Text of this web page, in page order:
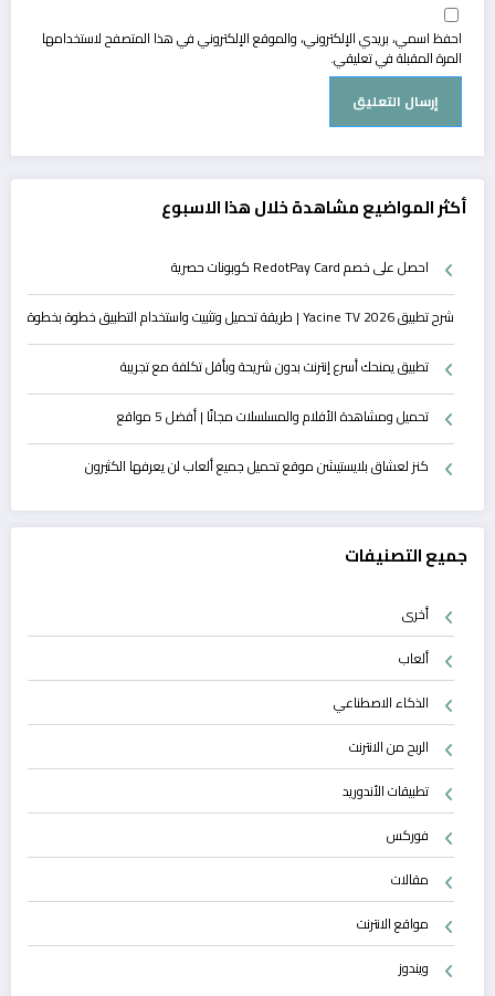
احفظ اسمي، بريدي الإلكتروني، والموقع الإلكتروني في هذا المتصفح لاستخدامها
المرة المقبلة في تعليقي.
أكثر المواضيع مشاهدة خلال هذا الاسبوع
احصل على خصم RedotPay Card كوبونات حصرية
شرح تطبيق Yacine TV 2026 | طريقة تحميل وتثبيت واستخدام التطبيق خطوة بخطوة
تطبيق يمنحك أسرع إنترنت بدون شريحة وبأقل تكلفة مع تجريبة
تحميل ومشاهدة الأفلام والمسلسلات مجانًا | أفضل 5 مواقع
كنز لعشاق بلايستيشن موقع تحميل جميع ألعاب لن يعرفها الكثيرون
جميع التصنيفات
أخرى
ألعاب
الذكاء الاصطناعي
الربح من الانترنت
تطبيقات الأندوريد
فوركس
مقالات
مواقع الانترنت
ويندوز